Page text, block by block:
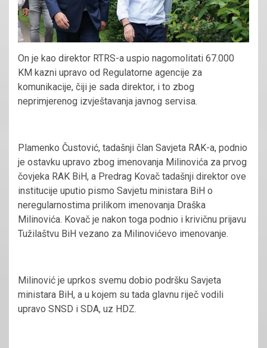
On je kao direktor RTRS-a uspio nagomolitati 67.000
KM kazni upravo od Regulatorne agencije za
komunikacije, čiji je sada direktor, i to zbog
neprimjerenog izvještavanja javnog servisa.
Plamenko Čustović, tadašnji član Savjeta RAK-a, podnio
je ostavku upravo zbog imenovanja Milinovića za prvog
čovjeka RAK BiH, a Predrag Kovač tadašnji direktor ove
institucije uputio pismo Savjetu ministara BiH o
neregularnostima prilikom imenovanja Draška
Milinovića. Kovač je nakon toga podnio i krivičnu prijavu
Tužilaštvu BiH vezano za Milinovićevo imenovanje.
Milinović je uprkos svemu dobio podršku Savjeta
ministara BiH, a u kojem su tada glavnu riječ vodili
upravo SNSD i SDA, uz HDZ.